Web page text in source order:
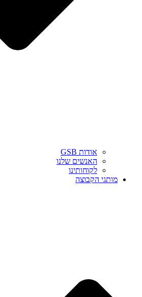
אודות GSB
האנשים שלנו
לקוחותינו
מותגי הקבוצה